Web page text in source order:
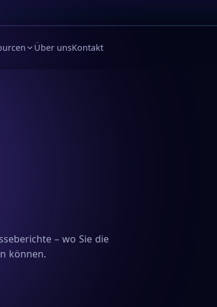
Über unsKontakt
– wo Sie die
können.